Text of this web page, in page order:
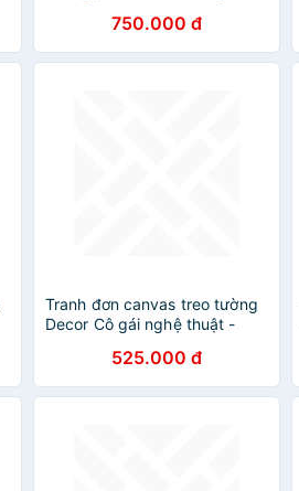
Mẫu lựa chọn750.000 đ
Tranh đơn canvas treo tường
Decor Cô gái nghệ thuật -
525.000 đ